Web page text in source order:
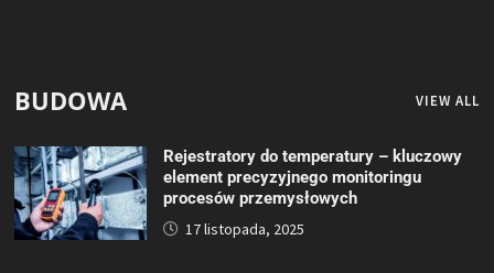
BUDOWA VIEW ALL
Rejestratory do temperatury – kluczowy
element precyzyjnego monitoringu
procesów przemysłowych
17 listopada, 2025